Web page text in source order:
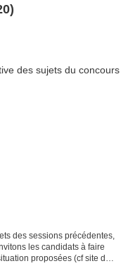
des sessions précédentes,
les candidats à faire
proposées (cf site du